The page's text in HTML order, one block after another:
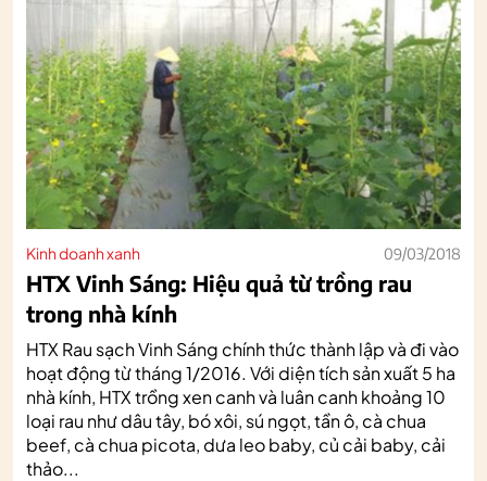
Kinh doanh xanh 09/03/2018
HTX Vinh Sáng: Hiệu quả từ trồng rau
trong nhà kính
HTX Rau sạch Vinh Sáng chính thức thành lập và đi vào
hoạt động từ tháng 1/2016. Với diện tích sản xuất 5 ha
nhà kính, HTX trồng xen canh và luân canh khoảng 10
loại rau như dâu tây, bó xôi, sú ngọt, tần ô, cà chua
beef, cà chua picota, dưa leo baby, củ cải baby, cải
thảo...